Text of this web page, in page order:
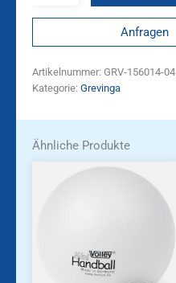
Anfragen
Artikelnummer: GRV-156014-04
Kategorie: Grevinga
Ähnliche Produkte